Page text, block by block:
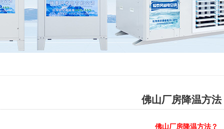
佛山厂房降温方法
佛山厂房降温方法？